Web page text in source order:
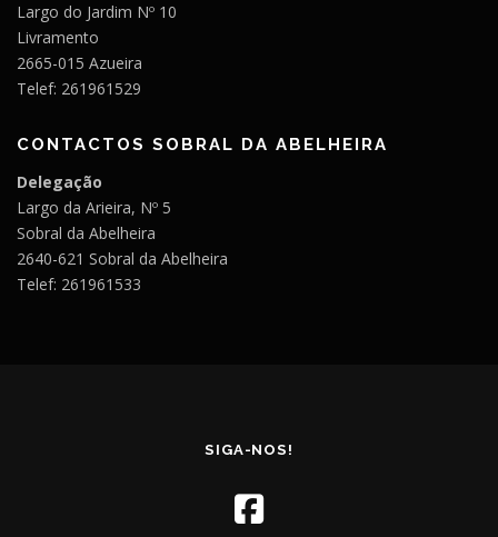
Largo do Jardim Nº 10
Livramento
2665-015 Azueira
Telef: 261961529
CONTACTOS SOBRAL DA ABELHEIRA
Delegação
Largo da Arieira, Nº 5
Sobral da Abelheira
2640-621 Sobral da Abelheira
Telef: 261961533
SIGA-NOS!